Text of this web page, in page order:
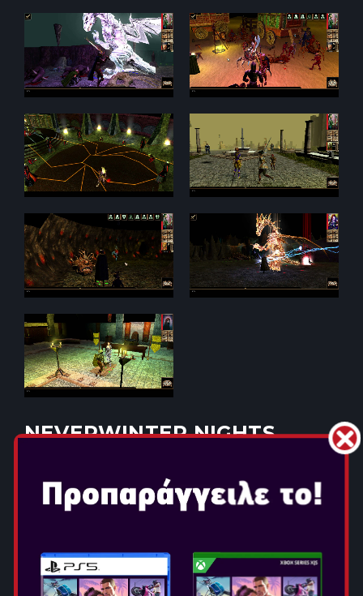
NEVERWINTER NIGHTS
Επιλογή Έκδοσης:
ΚΡΥΦΤΕΙΤΕ ΣΤΙΣ
ΣΚΙΕΣ…